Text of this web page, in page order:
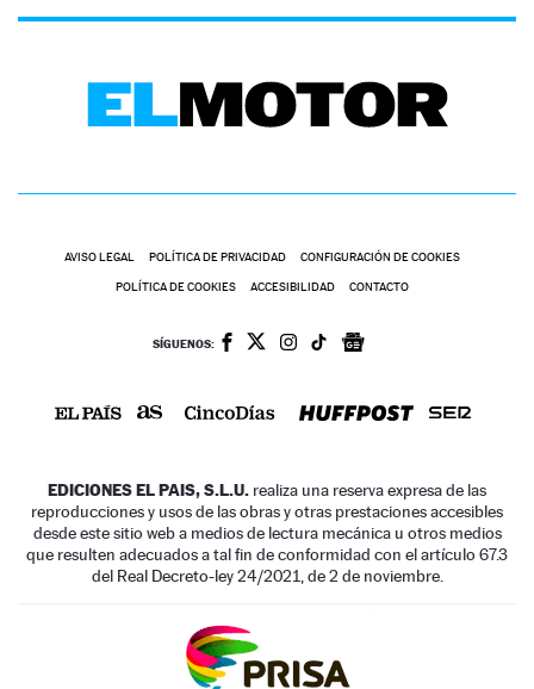
AVISO LEGAL POLÍTICA DE PRIVACIDAD CONFIGURACIÓN DE COOKIES
POLÍTICA DE COOKIES ACCESIBILIDAD CONTACTO
SÍGUENOS:
EDICIONES EL PAIS, S.L.U. realiza una reserva expresa de las
reproducciones y usos de las obras y otras prestaciones accesibles
desde este sitio web a medios de lectura mecánica u otros medios
que resulten adecuados a tal fin de conformidad con el artículo 67.3
del Real Decreto-ley 24/2021, de 2 de noviembre.